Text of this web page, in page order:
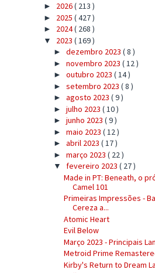
► 2026( 213 )
► 2025 ( 427 )
► 2024( 268 )
▼ 2023 ( 169 )
► dezembro 2023 ( 8 )
► novembro 2023 ( 12 )
► outubro 2023 ( 14 )
► setembro 2023 ( 8 )
► agosto 2023 ( 9 )
► julho 2023 ( 10 )
► junho 2023 ( 9 )
► maio 2023 ( 12 )
► abril 2023 ( 17 )
► março 2023 ( 22 )
▼ fevereiro 2023 ( 27 )
Made in PT: Beneath, o
Camel 101
Primeiras Impressões -
Cereza a...
Atomic Heart
Evil Below
Março 2023 - Principais
Metroid Prime
Kirby's Return to Dream